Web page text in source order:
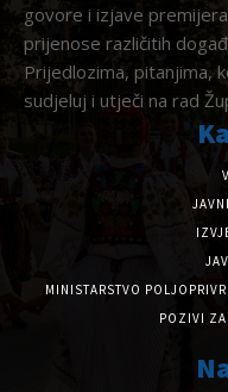
govore i izjave
prijenose različitih
Prijedlozima, pitanjima,
sudjeluj i utječi na rad
MINISTARSTVO
POZIVI ZA